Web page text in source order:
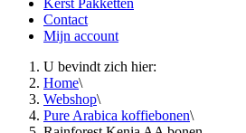
Kerst Pakketten
Contact
Mijn account
U bevindt zich hier:
Home\
Webshop\
Pure Arabica koffiebonen\